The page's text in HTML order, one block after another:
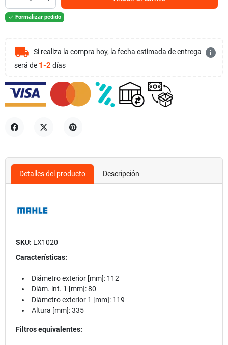
 Formalizar pedido
local_shipping Si realiza la compra hoy, la fecha estimada de entrega
será de 1-2 días
info
Detalles del producto Descripción
SKU: LX1020
Características:
Diámetro exterior [mm]: 112
Diám. int. 1 [mm]: 80
Diámetro exterior 1 [mm]: 119
Altura [mm]: 335
Filtros equivalentes: